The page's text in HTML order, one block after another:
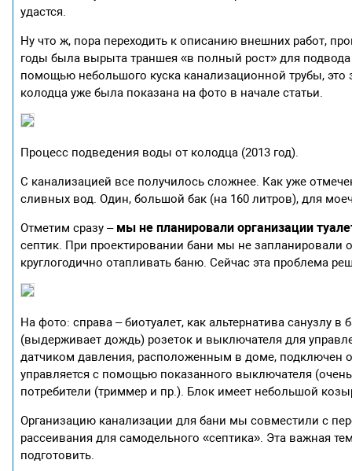
удастся.
Ну что ж, пора переходить к описанию внешних работ,
годы была вырыта траншея «в полный рост» для
помощью небольшого куска канализационной трубы, это
колодца уже была показана на фото в начале статьи.
Процесс подведения воды от колодца (2013 год).
С канализацией все получилось сложнее. Как уже
сливных вод. Один, большой бак (на 160 литров), для
Отметим сразу – мы не планировали организации
септик. При проектировании бани мы не запланировали
круглогодично отапливать баню. Сейчас эта проблема
На фото: справа – биотуалет, как альтернатива санузлу
(выдерживает дождь) розеток и выключателя для
датчиком давления, расположенным в доме, подключен
управляется с помощью показанного выключателя
потребители (триммер и пр.). Блок имеет небольшой
Организацию канализации для бани мы совместили с
рассеивания для самодельного «септика». Эта важная
подготовить.